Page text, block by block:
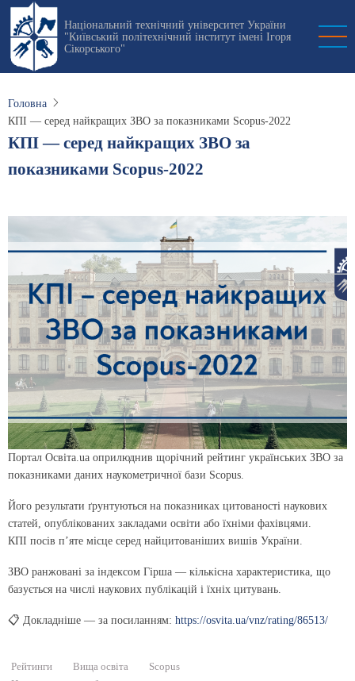
Перейти
основного
вмісту
Національний технічний університет України
"Київський політехнічний інститут імені Ігоря
Сікорського"
Головна
КПІ — серед найкращих ЗВО за показниками Scopus-2022
КПІ — серед найкращих ЗВО за
показниками Scopus-2022
Портал Освіта.ua оприлюднив щорічний рейтинг українських ЗВО за
показниками даних наукометричної бази Scopus.
Його результати ґрунтуються на показниках цитованості наукових
статей, опублікованих закладами освіти або їхніми фахівцями.
КПІ посів п’яте місце серед найцитованіших вишів України.
ЗВО ранжовані за індексом Гірша — кількісна характеристика, що
базується на числі наукових публікацій і їхніх цитувань.
📋 Докладніше — за посиланням: https://osvita.ua/vnz/rating/86513/
Рейтинги Вища освіта
Scopus